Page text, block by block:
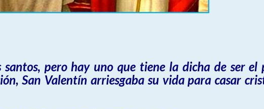
pero hay uno que tiene la dicha de ser el
San Valentín arriesgaba su vida para casar